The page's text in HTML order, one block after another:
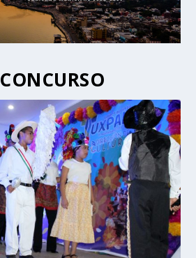
CONCURSO